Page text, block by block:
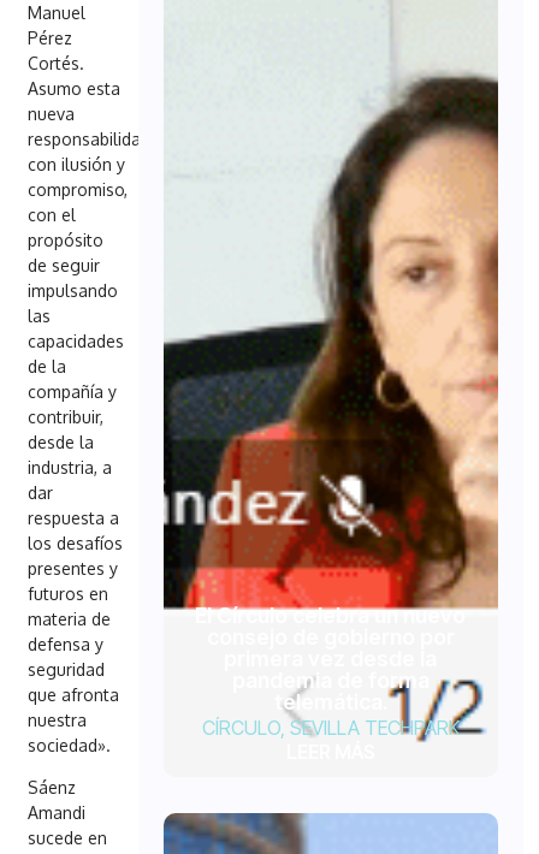
Manuel
Pérez
Cortés.
Asumo esta
nueva
responsabilidad
con ilusión y
compromiso,
con el
propósito
de seguir
impulsando
las
capacidades
de la
compañía y
contribuir,
desde la
industria, a
dar
respuesta a
los desafíos
presentes y
futuros en
materia de
defensa y
seguridad
que afronta
nuestra
sociedad».
Sáenz
Amandi
sucede en
El Círculo celebra un nuevo
pandemia de forma
telemática.
CÍRCULO, SEVILLA TECHPARK